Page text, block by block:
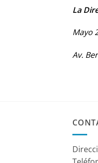
La
Mayo
Av.